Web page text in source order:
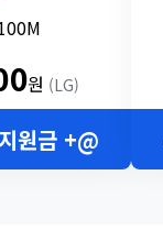
원 (LG)
원금 +@